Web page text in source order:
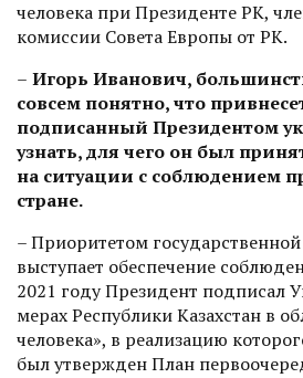
человека при Президенте РК,
комиссии Совета Европы от РК.
– Игорь Иванович,
совсем понятно, что
подписанный Президентом
узнать, для чего он был
на ситуации с соблюдением
стране.
– Приоритетом
выступает обеспечение
2021 году Президент подписал
мерах Республики Казахстан в
человека», в реализацию
был утвержден План